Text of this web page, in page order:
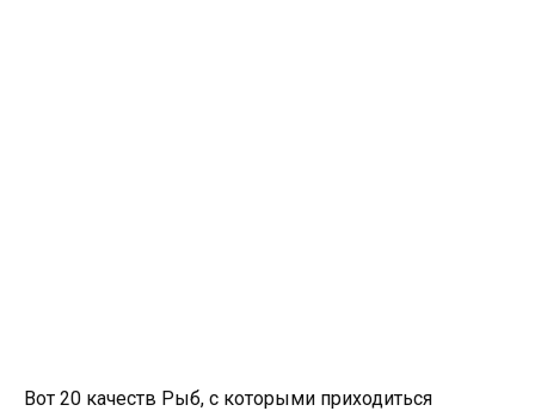
Вот 20 качеств Рыб, с которыми приходиться